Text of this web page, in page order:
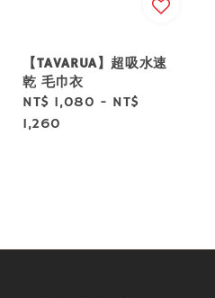
【TAVARUA】超吸水速
乾 毛巾衣
Regular
price
NT$ 1,080 - NT$
1,260